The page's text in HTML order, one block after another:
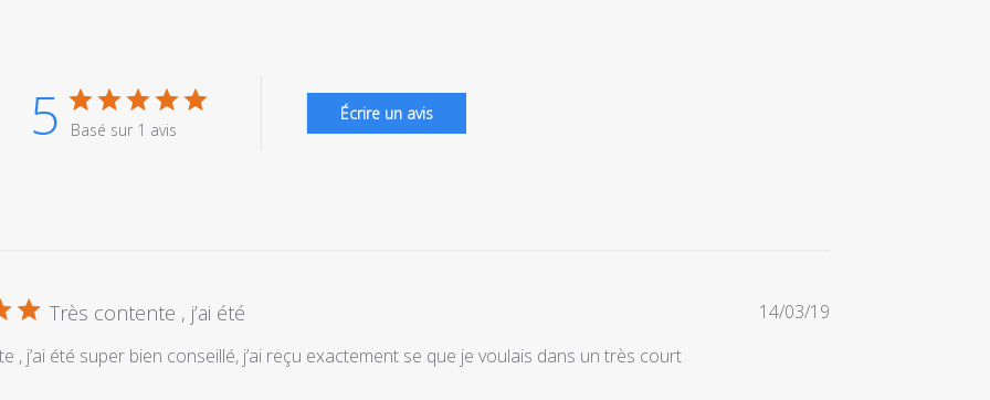
5 Basé sur 1 avis
Écrire un avis
Très contente , j’ai été
, j’ai été super bien conseillé, j’ai reçu exactement se que je voulais dans un très court
Date
14/03/19